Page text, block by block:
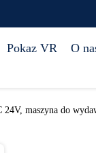
Pokaz VR O
maszyna do